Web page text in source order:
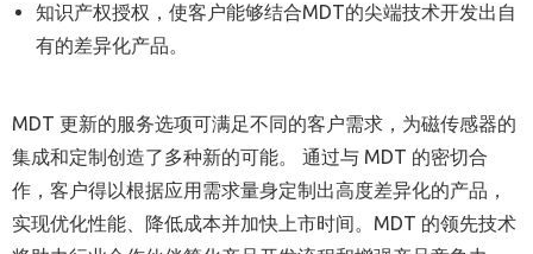
知识产权授权，使客户能够结合MDT的尖端技术开发出自
有的差异化产品。
MDT 更新的服务选项可满足不同的客户需求，为磁传感器的
集成和定制创造了多种新的可能。
通过与 MDT 的密切合
作，客户得以根据应用需求量身定制出高度差异化的产品，
实现优化性能、降低成本并加快上市时间。 MDT 的领先技术